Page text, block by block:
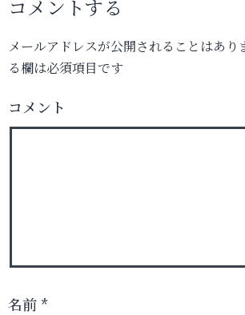
コメントする
メールアドレスが公開されることはあり
る欄は必須項目です
コメント
名前 *